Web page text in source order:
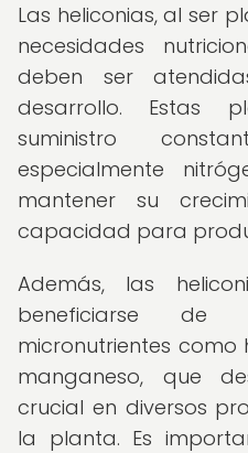
Las heliconias, al ser
necesidades
deben ser
desarrollo. Estas
suministro
especialmente
mantener su
capacidad para
Además, las
beneficiarse
micronutrientes como
manganeso, que
crucial en diversos
la planta. Es